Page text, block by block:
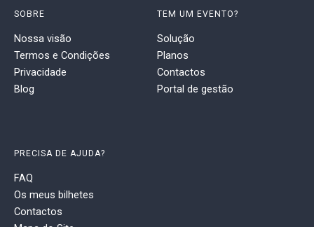
SOBRE
Nossa visão
Termos e Condições
Privacidade
Blog
TEM UM EVENTO?
Solução
Planos
Contactos
Portal de gestão
PRECISA DE AJUDA?
FAQ
Os meus bilhetes
Contactos